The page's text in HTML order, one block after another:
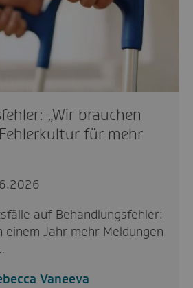
„Wir brauchen
für mehr
auf Behandlungsfehler:
einem Jahr mehr Meldungen
Vaneeva